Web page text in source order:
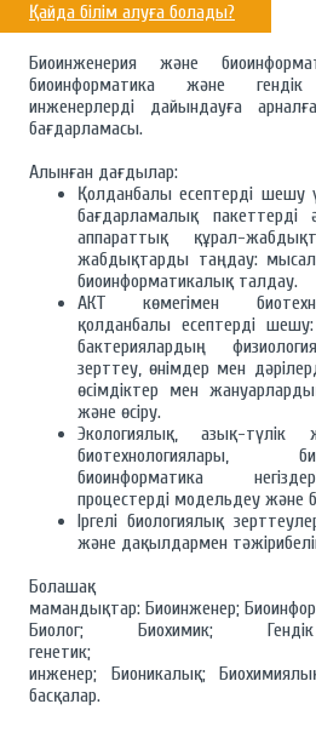
Қайда білім алуға болады?
Биоинженерия және
биоинформатика және
инженерлерді дайындауға
бағдарламасы.
Алынған дағдылар:
Қолданбалы есептерді шешу
бағдарламалық пакеттерді
аппараттық құрал-
жабдықтарды таңдау:
биоинформатикалық талдау.
АКТ көмегімен
қолданбалы есептерді
бактериялардың
зерттеу, өнімдер мен
өсімдіктер мен
және өсіру.
Экологиялық, азық-
биотехнологиялары,
биоинформатика
процестерді модельдеу және
Іргелі биологиялық
және дақылдармен
Болашақ
мамандықтар: Биоинженер;
Биолог; Биохимик;
генетик;
инженер; Бионикалық;
басқалар.